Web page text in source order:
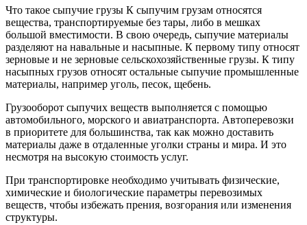
Что такое сыпучие грузы К сыпучим грузам относятся
вещества, транспортируемые без тары, либо в мешках
большой вместимости. В свою очередь, сыпучие материалы
разделяют на навальные и насыпные. К первому типу относят
зерновые и не зерновые сельскохозяйственные грузы. К типу
насыпных грузов относят остальные сыпучие промышленные
материалы, например уголь, песок, щебень.
Грузооборот сыпучих веществ выполняется с помощью
автомобильного, морского и авиатранспорта. Автоперевозки
в приоритете для большинства, так как можно доставить
материалы даже в отдаленные уголки страны и мира. И это
несмотря на высокую стоимость услуг.
При транспортировке необходимо учитывать физические,
химические и биологические параметры перевозимых
веществ, чтобы избежать прения, возгорания или изменения
структуры.